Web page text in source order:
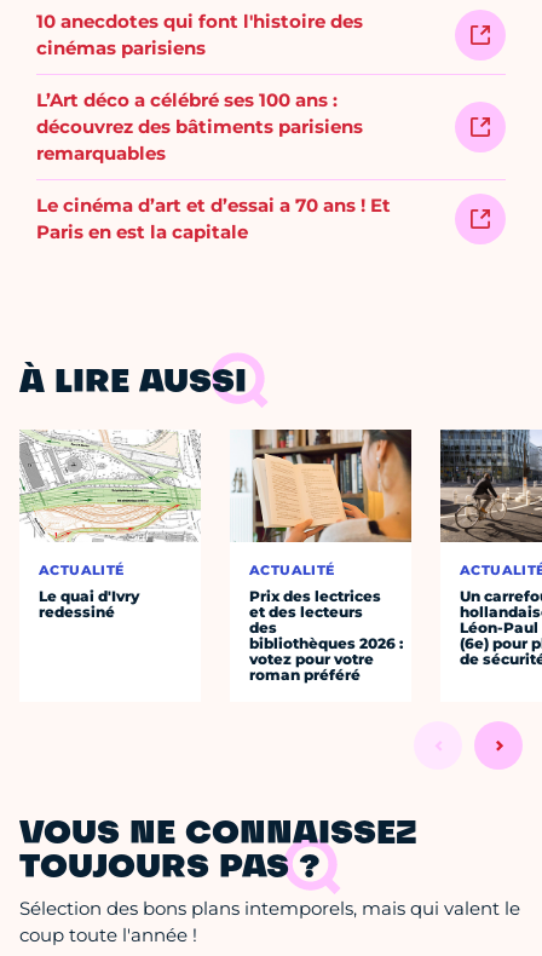
10 anecdotes qui font l'histoire des
cinémas parisiens
L’Art déco a célébré ses 100 ans :
découvrez des bâtiments parisiens
remarquables
Le cinéma d’art et d’essai a 70 ans ! Et
Paris en est la capitale
À LIRE AUSSI
ACTUALITÉ
Le quai d'Ivry
redessiné
ACTUALITÉ
Prix des lectrices
et des lecteurs
des
bibliothèques 2026 :
votez pour votre
roman préféré
Un
Léon-Paul
(6e) pour
de
VOUS NE CONNAISSEZ
TOUJOURS PAS ?
Sélection des bons plans intemporels, mais qui valent le
coup toute l'année !